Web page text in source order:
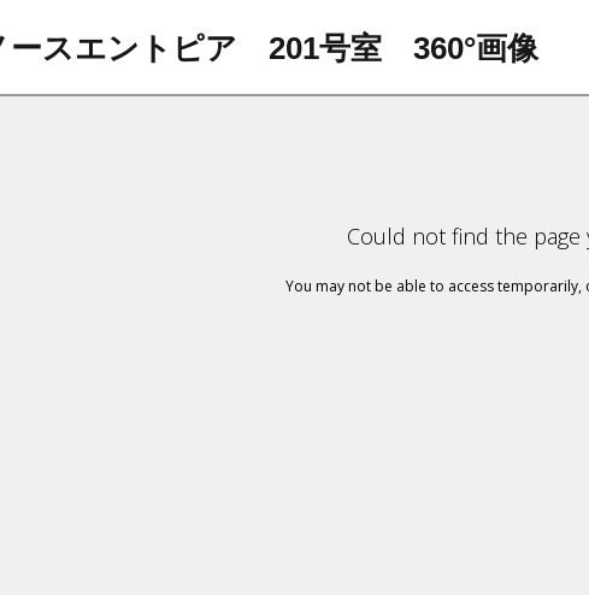
ースエントピア 201号室 360°画像